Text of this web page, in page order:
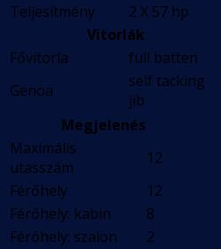
Teljesítmény
2 X 57 hp
Vitorlák
Fővitorla
full batten
Genoa
self tacking
jib
Megjelenés
Maximális
utasszám
12
Férőhely
12
Férőhely: kabin
8
Férőhely: szalon
2